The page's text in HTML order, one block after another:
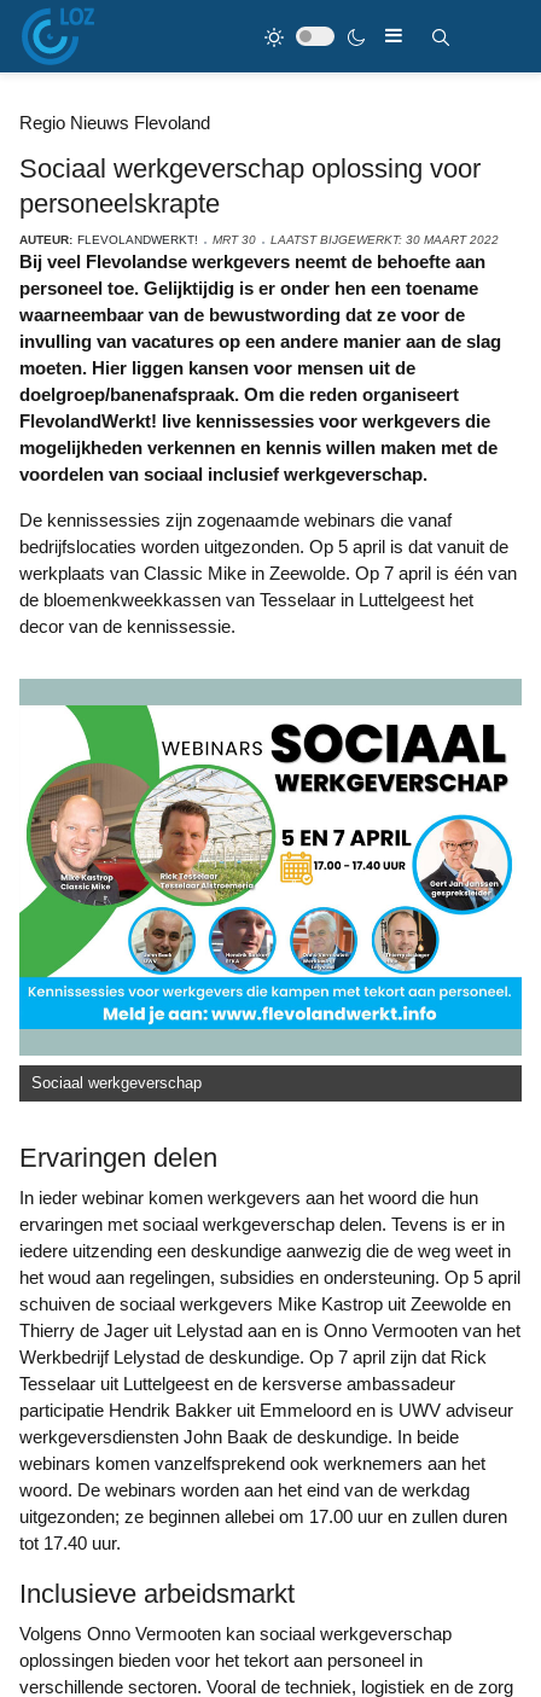
Regio Nieuws Flevoland
Sociaal werkgeverschap oplossing voor
personeelskrapte
AUTEUR: FLEVOLANDWERKT! MRT 30 LAATST BIJGEWERKT: 30 MAART 2022
Bij veel Flevolandse werkgevers neemt de behoefte aan
personeel toe. Gelijktijdig is er onder hen een toename
waarneembaar van de bewustwording dat ze voor de
invulling van vacatures op een andere manier aan de slag
moeten. Hier liggen kansen voor mensen uit de
doelgroep/banenafspraak. Om die reden organiseert
FlevolandWerkt! live kennissessies voor werkgevers die
mogelijkheden verkennen en kennis willen maken met de
voordelen van sociaal inclusief werkgeverschap.
De kennissessies zijn zogenaamde webinars die vanaf
bedrijfslocaties worden uitgezonden. Op 5 april is dat vanuit de
werkplaats van Classic Mike in Zeewolde. Op 7 april is één van
de bloemenkweekkassen van Tesselaar in Luttelgeest het
decor van de kennissessie.
Sociaal werkgeverschap
Ervaringen delen
In ieder webinar komen werkgevers aan het woord die hun
ervaringen met sociaal werkgeverschap delen. Tevens is er in
iedere uitzending een deskundige aanwezig die de weg weet in
het woud aan regelingen, subsidies en ondersteuning. Op 5 april
schuiven de sociaal werkgevers Mike Kastrop uit Zeewolde en
Thierry de Jager uit Lelystad aan en is Onno Vermooten van het
Werkbedrijf Lelystad de deskundige. Op 7 april zijn dat Rick
Tesselaar uit Luttelgeest en de kersverse ambassadeur
participatie Hendrik Bakker uit Emmeloord en is UWV adviseur
werkgeversdiensten John Baak de deskundige. In beide
webinars komen vanzelfsprekend ook werknemers aan het
woord. De webinars worden aan het eind van de werkdag
uitgezonden; ze beginnen allebei om 17.00 uur en zullen duren
tot 17.40 uur.
Inclusieve arbeidsmarkt
Volgens Onno Vermooten kan sociaal werkgeverschap
oplossingen bieden voor het tekort aan personeel in
verschillende sectoren. Vooral de techniek, logistiek en de zorg